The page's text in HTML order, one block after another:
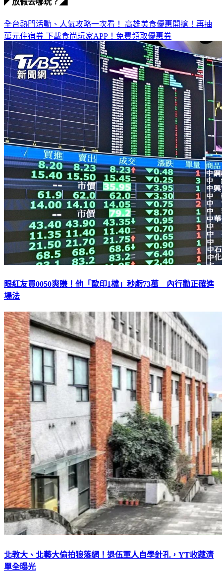
全台熱門活動、人氣攻略一次看！ 高雄美食優惠開搶！再抽
萬元住宿券 下載食尚玩家APP！免費領取優惠券
眼紅友買0050爽賺！他「歐印1檔」秒虧73萬 內行勸正確進
場法
北教大、北藝大偷拍狼落網！退伍軍人自學針孔，YT收藏清
單全曝光